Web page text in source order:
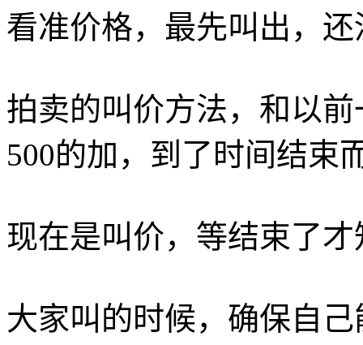
看准价格，最先叫出，
拍卖的叫价方法，和以
500的加，到了时间结束
现在是叫价，等结束了
大家叫的时候，确保自